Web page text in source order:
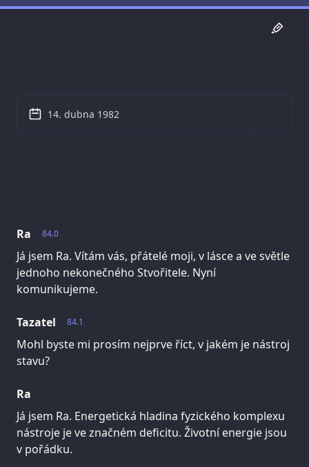
84.0
Ra
Já jsem Ra. Vítám vás, přátelé moji, v lásce a ve světle
jednoho nekonečného Stvořitele. Nyní
komunikujeme.
84.1
Tazatel
Mohl byste mi prosím nejprve říct, v jakém je nástroj
stavu?
Ra
Já jsem Ra. Energetická hladina fyzického komplexu
nástroje je ve značném deficitu. Životní energie jsou
v pořádku.
14. dubna 1982